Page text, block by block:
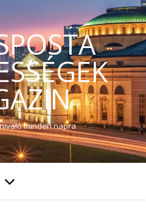
minden napra